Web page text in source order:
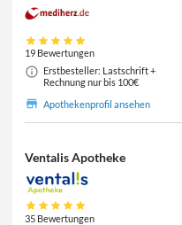
19 Bewertungen
Erstbesteller: Lastschrift +
Rechnung nur bis 100€
Apothekenprofil ansehen
Ventalis Apotheke
35 Bewertungen